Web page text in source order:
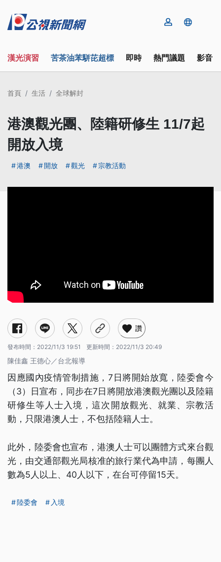
漢光演習 苦茶油苯駢芘超標 即時 熱門議題 影音
首頁 生活 全球解封
港澳觀光團、陸籍研修生 11/7起
開放入境
港澳 開放 觀光 宗教活動
讚
發布時間： 2022/11/3 19:51 更新時間： 2022/11/3 20:49
陳佳鑫 王德心／台北報導
因應國內疫情管制措施，7日將開始放寬，陸委會今
（3）日宣布，同步在7日將開放港澳觀光團以及陸籍
研修生等人士入境，這次開放觀光、就業、宗教活
動，只限港澳人士，不包括陸籍人士。
此外，陸委會也宣布，港澳人士可以團體方式來台觀
光，由交通部觀光局核准的旅行業代為申請，每團人
數為5人以上、40人以下，在台可停留15天。
陸委會 入境